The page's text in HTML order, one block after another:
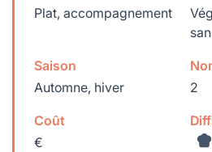
Plat, accompagnement
Saison
Automne, hiver
2
Coût
€